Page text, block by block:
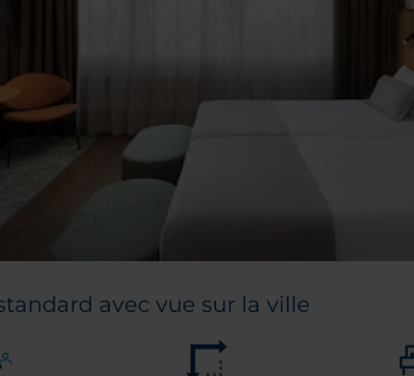
avec vue sur la ville